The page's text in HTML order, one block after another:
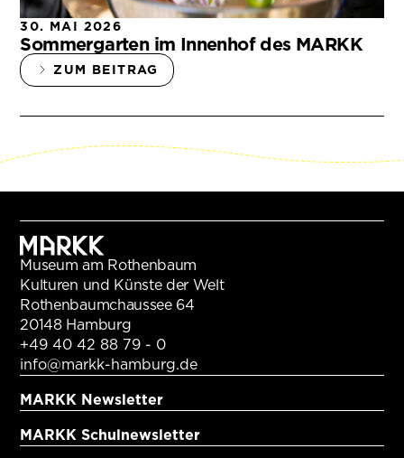
30. MAI 2026
Sommergarten im Innenhof des MARKK
ZUM BEITRAG
Museum am Rothenbaum
Kulturen und Künste der Welt
Rothenbaumchaussee 64
20148 Hamburg
+49 40 42 88 79 - 0
info@markk-hamburg.de
MARKK Newsletter
MARKK Schulnewsletter